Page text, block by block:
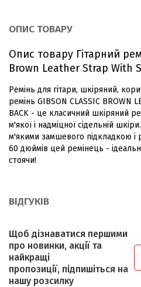
ОПИС ТОВАРУ
Опис товару Гітарний
Brown Leather Strap With
Ремінь для гітари, шкіряний,
ремінь GIBSON CLASSIC BROWN
BACK - це класичний шкіряний
м'якої і надміцної сідельній
м'якими замшевого підкладкою
60 дюймів цей ремінець -
стоячи!
ВІДГУКІВ
Щоб дізнаватися першими
про новинки, акції та
найкращі
пропозиції, підпишіться на
нашу розсилку